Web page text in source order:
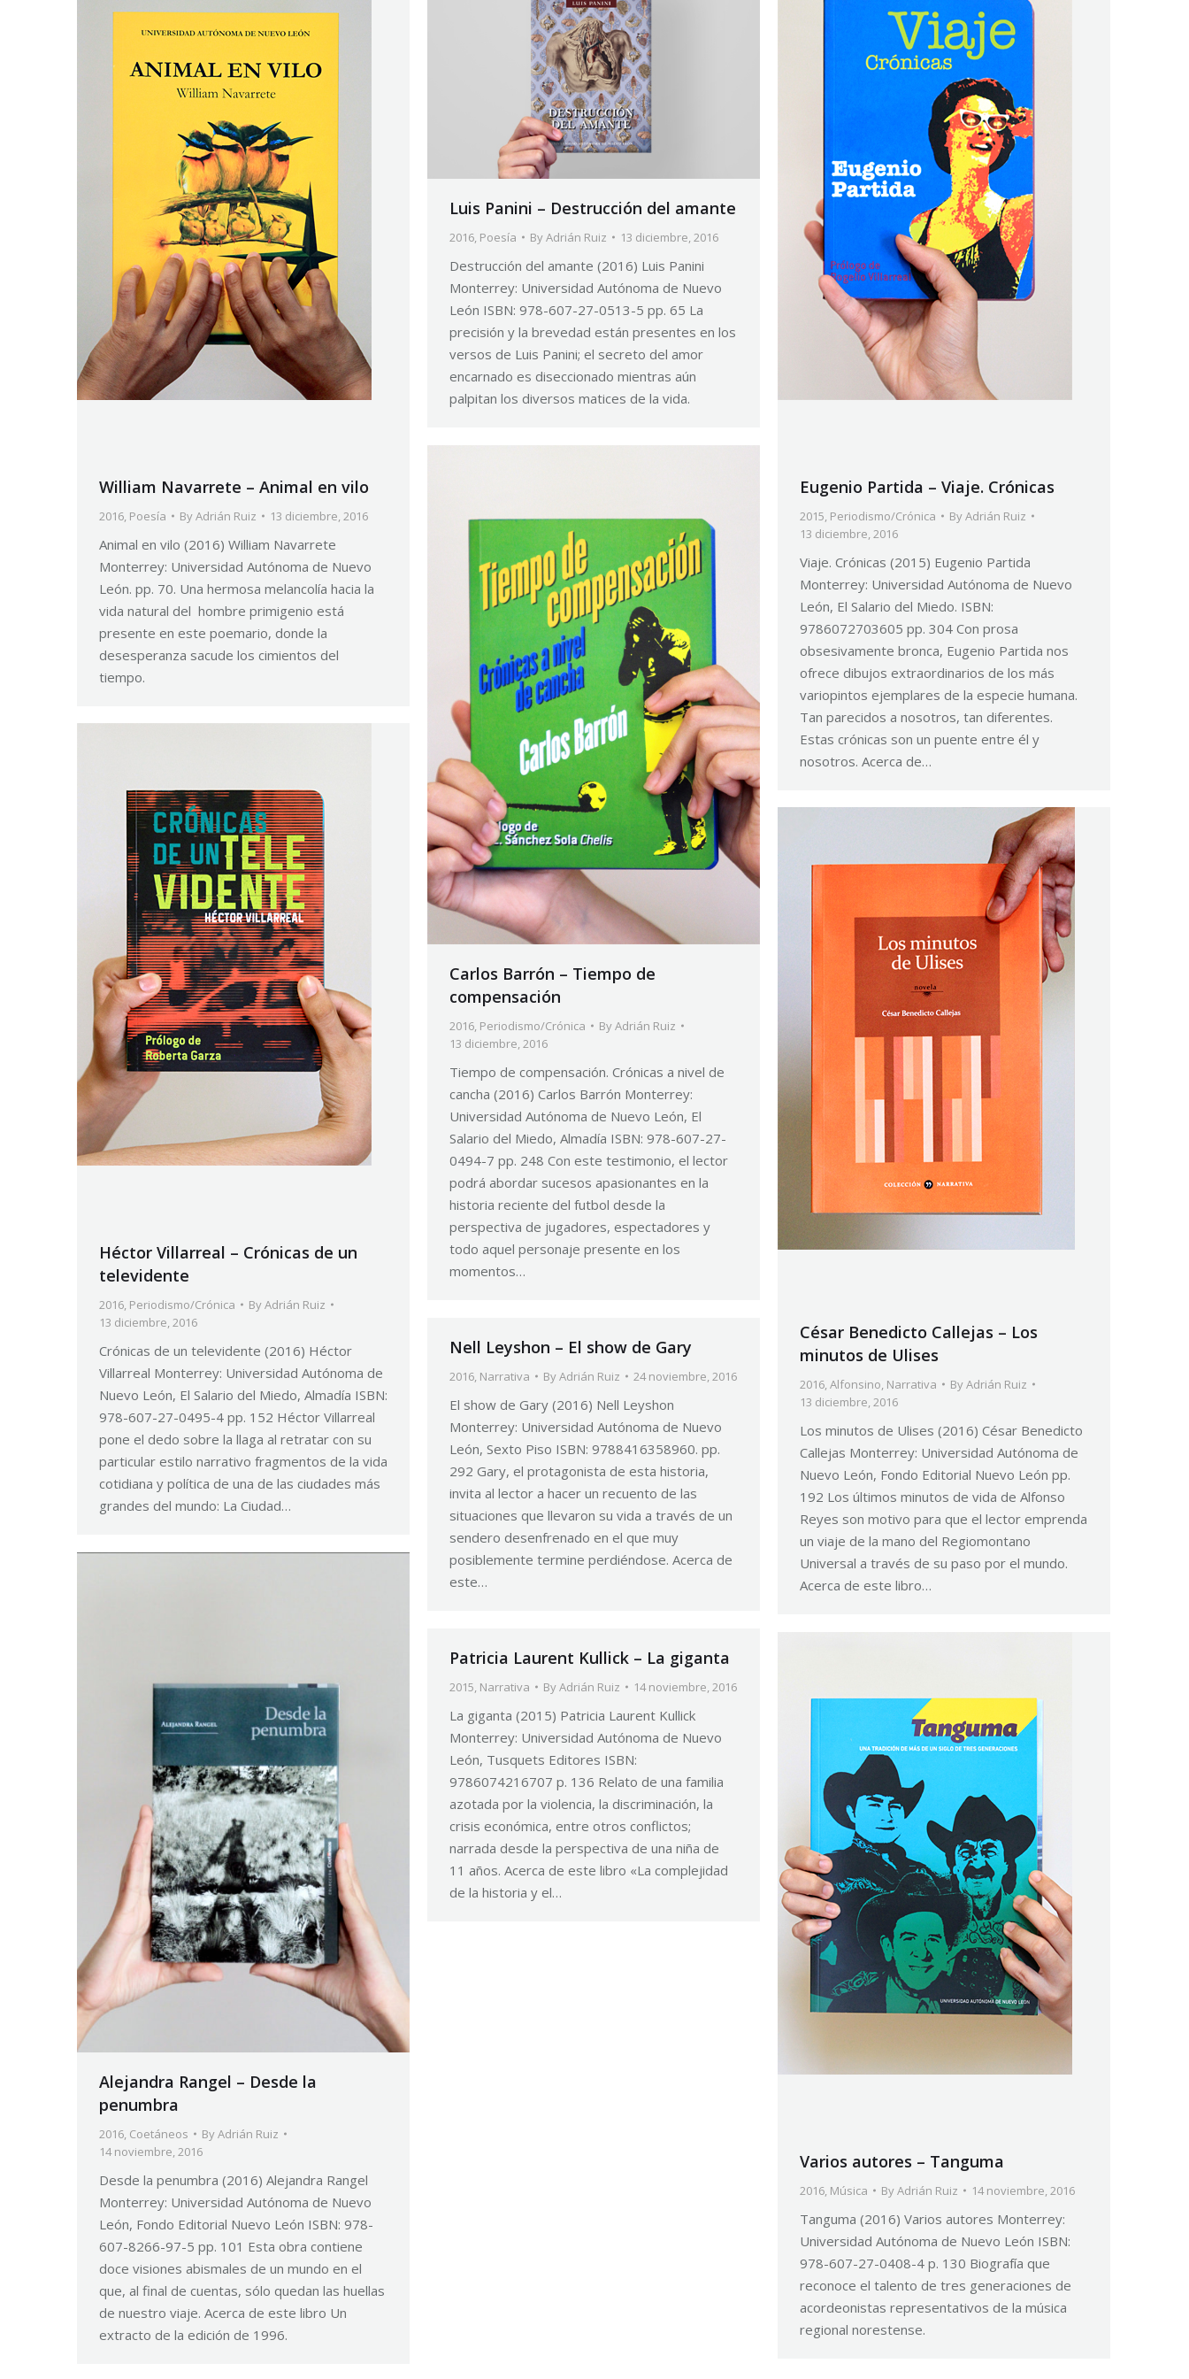
William Navarrete – Animal en vilo
2016 Poesía ByAdrián Ruiz 13 diciembre, 2016
Animal en vilo (2016) William Navarrete
Monterrey: Universidad Autónoma de Nuevo
León. pp. 70. Una hermosa melancolía hacia la
vida natural del hombre primigenio está
presente en este poemario, donde la
desesperanza sacude los cimientos del
tiempo.
Luis Panini – Destrucción del amante
2016, Poesía ByAdrián Ruiz 13 diciembre, 2016
Destrucción del amante (2016) Luis Panini
Monterrey: Universidad Autónoma de Nuevo
León ISBN: 978-607-27-0513-5 pp. 65 La
precisión y la brevedad están presentes en los
versos de Luis Panini; el secreto del amor
encarnado es diseccionado mientras aún
palpitan los diversos matices de la vida.
Eugenio Partida – Viaje. Crónicas
2015 Periodismo/Crónica ByAdrián Ruiz
13 diciembre, 2016
Viaje. Crónicas (2015) Eugenio Partida
Monterrey: Universidad Autónoma de Nuevo
León, El Salario del Miedo. ISBN:
9786072703605 pp. 304 Con prosa
obsesivamente bronca, Eugenio Partida nos
ofrece dibujos extraordinarios de los más
variopintos ejemplares de la especie humana.
Tan parecidos a nosotros, tan diferentes.
Estas crónicas son un puente entre él y
nosotros. Acerca de…
Carlos Barrón – Tiempo de
compensación
2016, Periodismo/Crónica ByAdrián Ruiz
13 diciembre, 2016
Tiempo de compensación. Crónicas a nivel de
cancha (2016) Carlos Barrón Monterrey:
Universidad Autónoma de Nuevo León, El
Salario del Miedo, Almadía ISBN: 978-607-27-
0494-7 pp. 248 Con este testimonio, el lector
podrá abordar sucesos apasionantes en la
historia reciente del futbol desde la
perspectiva de jugadores, espectadores y
todo aquel personaje presente en los
momentos…
Héctor Villarreal – Crónicas de un
televidente
2016 Periodismo/Crónica ByAdrián Ruiz
13 diciembre, 2016
Crónicas de un televidente (2016) Héctor
Villarreal Monterrey: Universidad Autónoma de
Nuevo León, El Salario del Miedo, Almadía ISBN:
978-607-27-0495-4 pp. 152 Héctor Villarreal
pone el dedo sobre la llaga al retratar con su
particular estilo narrativo fragmentos de la vida
cotidiana y política de una de las ciudades más
grandes del mundo: La Ciudad…
César Benedicto Callejas – Los
minutos de Ulises
2016 Alfonsino Narrativa ByAdrián Ruiz
13 diciembre, 2016
Los minutos de Ulises (2016) César Benedicto
Callejas Monterrey: Universidad Autónoma de
Nuevo León, Fondo Editorial Nuevo León pp.
192 Los últimos minutos de vida de Alfonso
Reyes son motivo para que el lector emprenda
un viaje de la mano del Regiomontano
Universal a través de su paso por el mundo.
Acerca de este libro…
Nell Leyshon – El show de Gary
2016, Narrativa ByAdrián Ruiz 24 noviembre, 2016
El show de Gary (2016) Nell Leyshon
Monterrey: Universidad Autónoma de Nuevo
León, Sexto Piso ISBN: 9788416358960. pp.
292 Gary, el protagonista de esta historia,
invita al lector a hacer un recuento de las
situaciones que llevaron su vida a través de un
sendero desenfrenado en el que muy
posiblemente termine perdiéndose. Acerca de
este…
Alejandra Rangel – Desde la
penumbra
2016, Coetáneos ByAdrián Ruiz
14 noviembre, 2016
Desde la penumbra (2016) Alejandra Rangel
Monterrey: Universidad Autónoma de Nuevo
León, Fondo Editorial Nuevo León ISBN: 978-
607-8266-97-5 pp. 101 Esta obra contiene
doce visiones abismales de un mundo en el
que, al final de cuentas, sólo quedan las huellas
de nuestro viaje. Acerca de este libro Un
extracto de la edición de 1996.
Patricia Laurent Kullick – La giganta
2015, Narrativa ByAdrián Ruiz 14 noviembre, 2016
La giganta (2015) Patricia Laurent Kullick
Monterrey: Universidad Autónoma de Nuevo
León, Tusquets Editores ISBN:
9786074216707 p. 136 Relato de una familia
azotada por la violencia, la discriminación, la
crisis económica, entre otros conflictos;
narrada desde la perspectiva de una niña de
11 años. Acerca de este libro «La complejidad
de la historia y el…
Varios autores – Tanguma
2016 Música ByAdrián Ruiz 14 noviembre, 2016
Tanguma (2016) Varios autores Monterrey:
Universidad Autónoma de Nuevo León ISBN:
978-607-27-0408-4 p. 130 Biografía que
reconoce el talento de tres generaciones de
acordeonistas representativos de la música
regional norestense.